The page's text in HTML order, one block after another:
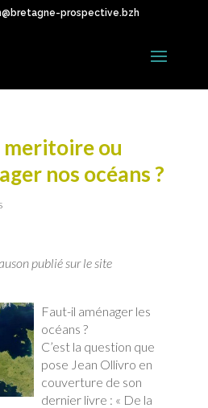
prospective.bzh
meritoire ou
nos océans ?
publié sur le site
Faut-il aménager les
océans ?
C’est la question que
pose Jean Ollivro en
couverture de son
dernier livre : « De la